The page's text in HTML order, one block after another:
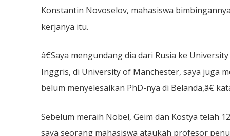
Konstantin Novoselov, mahasiswa
kerjanya itu.
â€Saya mengundang dia dari Rusia ke
Inggris, di University of Manchester, saya juga
belum menyelesaikan PhD-nya di Belanda,â€
Sebelum meraih Nobel, Geim dan Kostya telah
saya seorang mahasiswa ataukah profesor